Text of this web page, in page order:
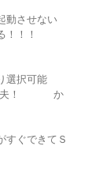
動させない
！！
選択可能
丈夫！ か
すぐできてＳ